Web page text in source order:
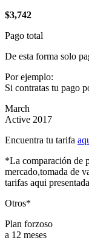
$3,742
Pago total
De esta forma solo
Por ejemplo:
Si contratas tu pago
March
Active 2017
Encuentra tu tarifa
*La comparación de
mercado,tomada de
tarifas aqui
Otros*
Plan forzoso
a 12 meses